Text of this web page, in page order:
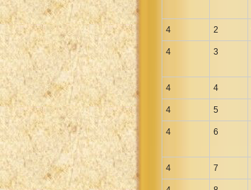
4 2
4 3
4 4
4 5
4 6
4 7